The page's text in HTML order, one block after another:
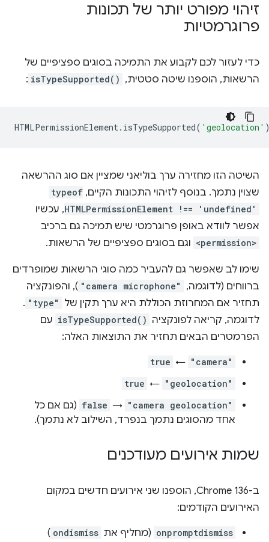
זיהוי מפורט יותר של תכונות
פרוגרמטיות
כדי לעזור לכם לקבוע את התמיכה בסוגים ספציפיים של
הרשאות, הוספנו שיטה סטטית, isTypeSupported()
:
HTMLPermissionElement. isTypeSupported( 'geolocation'
השיטה הזו מחזירה ערך בוליאני שמציין אם סוג ההרשאה
שצוין נתמך. בנוסף לזיהוי התכונות הקיים, typeof
HTMLPermissionElement !== 'undefined', עכשיו
אפשר לוודא באופן פרוגרמטי שיש תמיכה גם ברכיב
<permission> וגם בסוגים ספציפיים של הרשאות.
שימו לב שאפשר גם להעביר כמה סוגי הרשאות שמופרדים
ברווחים (לדוגמה,
"camera microphone" ), והפונקציה
תחזיר אם המחרוזת הכוללת היא ערך תקין של
"type"
.
לדוגמה, קריאה לפונקציה isTypeSupported() עם
הפרמטרים הבאים תחזיר את התוצאות האלה:
"camera"
←
true
"geolocation"
←
true
"camera geolocation"
→
false (גם אם כל
אחד מהסוגים נתמך בנפרד, השילוב לא נתמך).
שמות אירועים מעודכנים
ב-Chrome 136, הוספנו שני אירועים חדשים במקום
האירועים הקודמים:
onpromptdismiss (מחליף את ondismiss
)